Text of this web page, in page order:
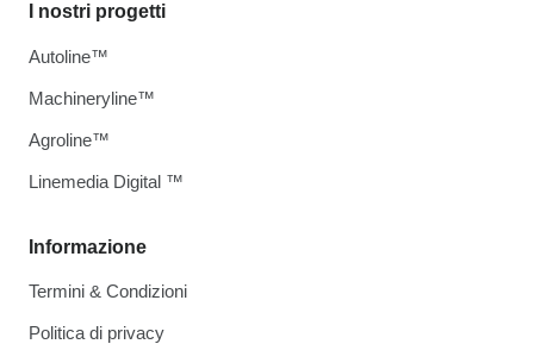
Informazione
Termini & Condizioni
Politica di privacy
I nostri progetti
Autoline™
Machineryline™
Agroline™
Linemedia Digital ™